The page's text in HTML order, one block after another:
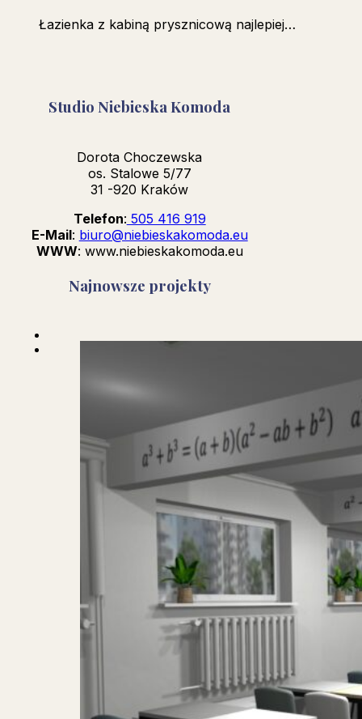
Łazienka z kabiną prysznicową najlepiej…
Studio Niebieska Komoda
Dorota Choczewska
os. Stalowe 5/77
31 -920 Kraków
Telefon: 505 416 919
E-Mail: biuro@niebieskakomoda.eu
WWW: www.niebieskakomoda.eu
Najnowsze projekty